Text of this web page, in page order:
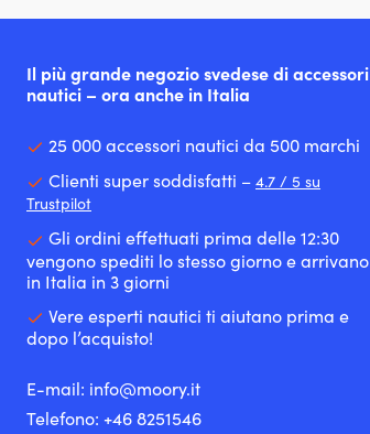
Il più grande negozio svedese di accessori
nautici – ora anche in Italia
25 000 accessori nautici da 500 marchi
Clienti super soddisfatti – 4.7 / 5 su
Trustpilot
Gli ordini effettuati prima delle 12:30
vengono spediti lo stesso giorno e arrivano
in Italia in 3 giorni
Vere esperti nautici ti aiutano prima e
dopo l’acquisto!
E-mail: info@moory.it
Telefono: +46 8251546